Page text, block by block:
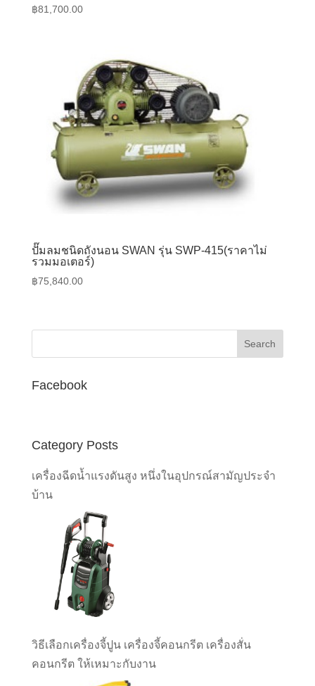
฿81,700.00
ปั๊มลมชนิดถังนอน SWAN รุ่น SWP-415(ราคาไม่
รวมมอเตอร์)
฿75,840.00
Facebook
Category Posts
เครื่องฉีดน้ำแรงดันสูง หนึ่งในอุปกรณ์สามัญประจำ
บ้าน
วิธีเลือกเครื่องจี้ปูน เครื่องจี้คอนกรีต เครื่องสั่น
คอนกรีต ให้เหมาะกับงาน